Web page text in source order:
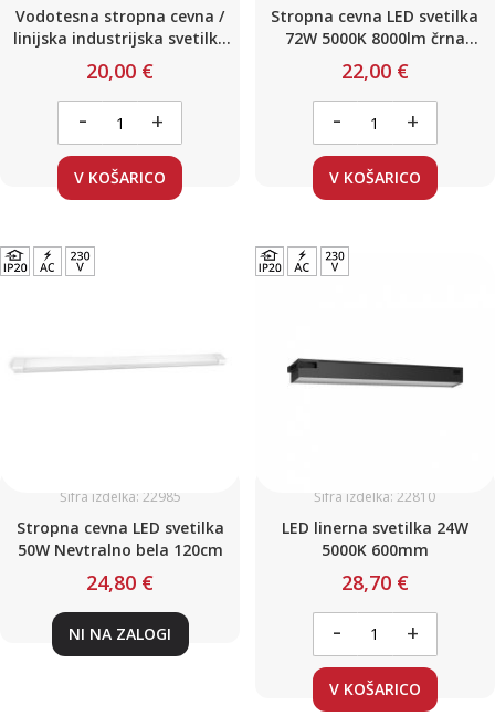
Vodotesna stropna cevna /
linijska industrijska svetilka
40W IP65 1.2m 5000K 220V
20,00 €
- +
V KOŠARICO
Stropna cevna LED svetilka
72W 5000K 8000lm črna
120cm
22,00 €
- +
V KOŠARICO
Šifra izdelka: 22985
Stropna cevna LED svetilka
50W Nevtralno bela 120cm
24,80 €
NI NA ZALOGI
Šifra izdelka: 22810
LED linerna svetilka 24W
5000K 600mm
28,70 €
- +
V KOŠARICO